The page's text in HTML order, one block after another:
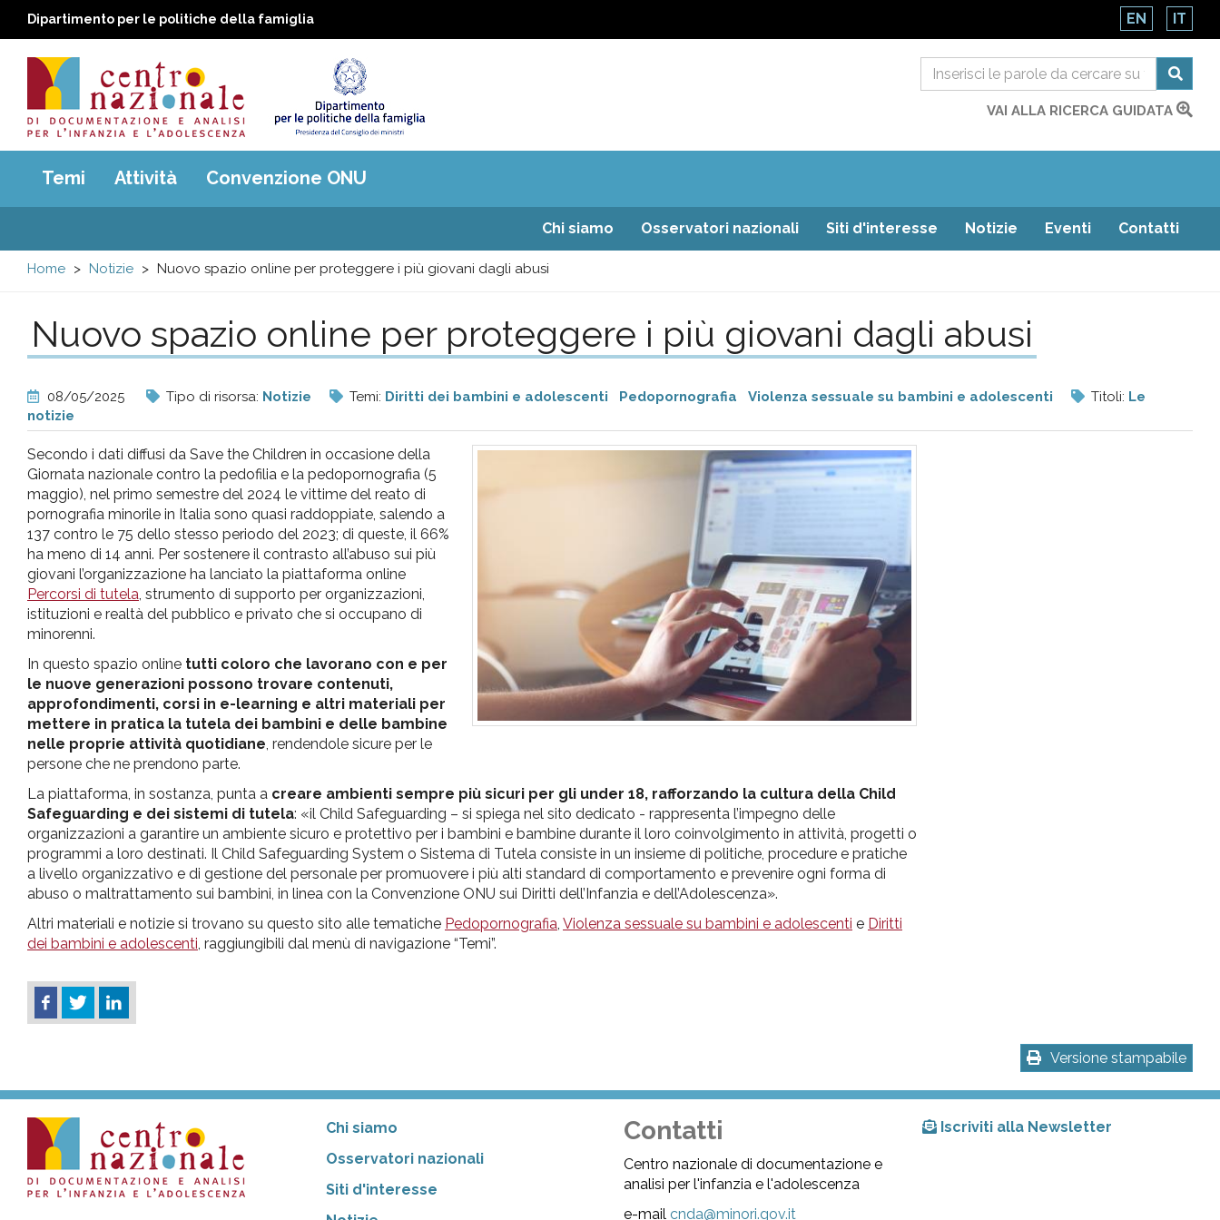
Dipartimento per le politiche della famiglia EN IT
Centro
nazionale
di
e
analisi
pr
l'infanzia
e
l'adolescenza
VAI ALLA RICERCA GUIDATA
Main
menu
Temi Attività Convenzione ONU
Chi siamo Osservatori nazionali Siti d'interesse Notizie Eventi Contatti
Home Notizie Nuovo spazio online per proteggere i più giovani dagli abusi
Nuovo spazio online per proteggere i più giovani dagli abusi
08/05/2025 Tipo di risorsa: Notizie Temi: Diritti dei bambini e adolescenti Pedopornografia Violenza sessuale su bambini e adolescenti Titoli: Le
notizie
Secondo i dati diffusi da Save the Children in occasione della
Giornata nazionale contro la pedofilia e la pedopornografia (5
maggio), nel primo semestre del 2024 le vittime del reato di
pornografia minorile in Italia sono quasi raddoppiate, salendo a
137 contro le 75 dello stesso periodo del 2023; di queste, il 66%
ha meno di 14 anni. Per sostenere il contrasto all’abuso sui più
giovani l’organizzazione ha lanciato la piattaforma online
Percorsi di tutela , strumento di supporto per organizzazioni,
istituzioni e realtà del pubblico e privato che si occupano di
minorenni.
In questo spazio online tutti coloro che lavorano con e per
le nuove generazioni possono trovare contenuti,
approfondimenti, corsi in e-learning e altri materiali per
mettere in pratica la tutela dei bambini e delle bambine
nelle proprie attività quotidiane , rendendole sicure per le
persone che ne prendono parte.
La piattaforma, in sostanza, punta a creare ambienti sempre più sicuri per gli under 18, rafforzando la cultura della Child
Safeguarding e dei sistemi di tutela: «il Child Safeguarding – si spiega nel sito dedicato - rappresenta l’impegno delle
organizzazioni a garantire un ambiente sicuro e protettivo per i bambini e bambine durante il loro coinvolgimento in attività, progetti o
programmi a loro destinati. Il Child Safeguarding System o Sistema di Tutela consiste in un insieme di politiche, procedure e pratiche
a livello organizzativo e di gestione del personale per promuovere i più alti standard di comportamento e prevenire ogni forma di
abuso o maltrattamento sui bambini, in linea con la Convenzione ONU sui Diritti dell’Infanzia e dell’Adolescenza».
Altri materiali e notizie si trovano su questo sito alle tematiche Pedopornografia Violenza sessuale su bambini e adolescenti e Diritti
dei bambini e adolescenti , raggiungibili dal menù di navigazione “Temi”.
Versione stampabile
Chi siamo
Osservatori nazionali
Siti d'interesse
Contatti
Centro nazionale di documentazione e
analisi per l'infanzia e l'adolescenza
e-mailcnda@minori.gov.it
Iscriviti alla Newsletter